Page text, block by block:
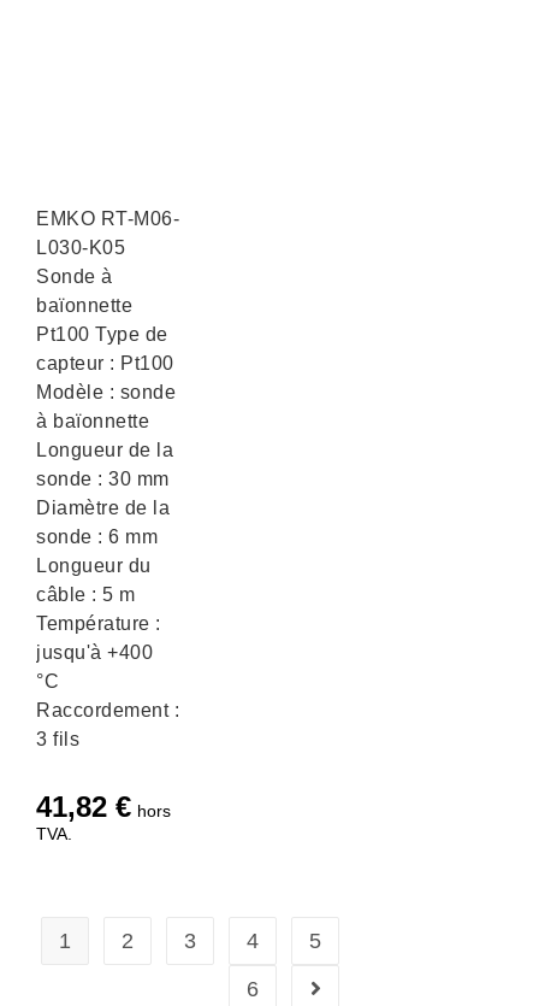
EMKO RT-M06-
L030-K05
Sonde à
baïonnette
Pt100 Type de
capteur : Pt100
Modèle : sonde
à baïonnette
Longueur de la
sonde : 30 mm
Diamètre de la
sonde : 6 mm
Longueur du
câble : 5 m
Température :
jusqu'à +400
°C
Raccordement :
3 fils
41,82 € hors
TVA.
1 2 3 4
5
6